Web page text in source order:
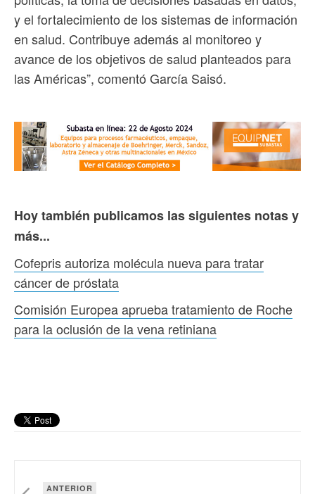
y el fortalecimiento de los sistemas de información
en salud. Contribuye además al monitoreo y
avance de los objetivos de salud planteados para
las Américas”, comentó García Saisó.
Hoy también publicamos las siguientes notas y
más...
Cofepris autoriza molécula nueva para tratar
cáncer de próstata
Comisión Europea aprueba tratamiento de Roche
para la oclusión de la vena retiniana
ANTERIOR